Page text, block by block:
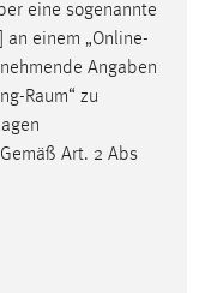
eine sogenannte
an einem „Online-
Angaben
Raum“ zu
Art. 2 Abs